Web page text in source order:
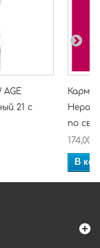
21 с
по
174,00
В